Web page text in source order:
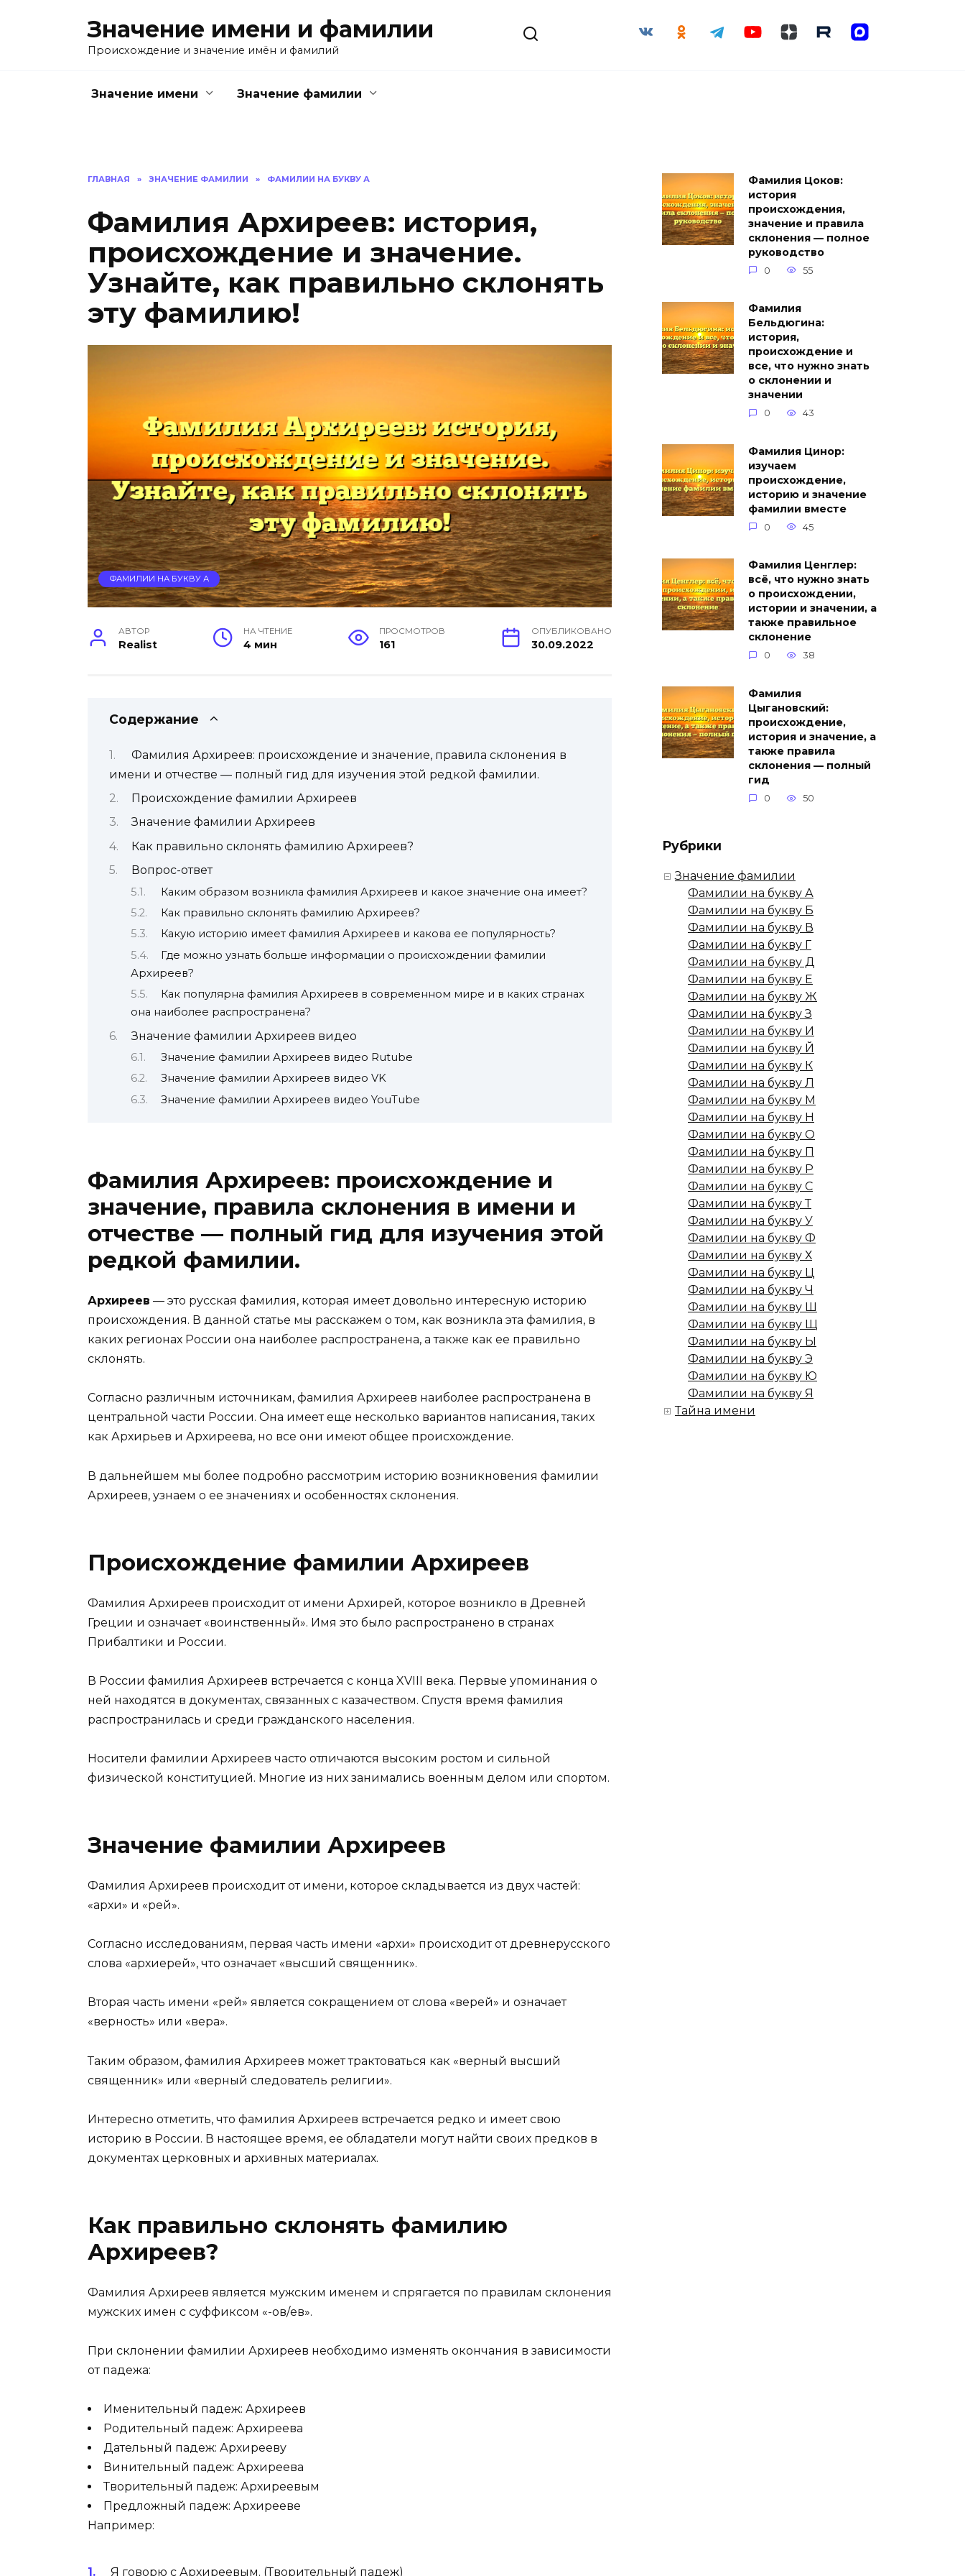
Значение имени и фамилии
Происхождение и значение имён и фамилий
Значение имени Значение фамилии
ГЛАВНАЯ » ЗНАЧЕНИЕ ФАМИЛИИ » ФАМИЛИИ НА БУКВУ А
Фамилия Архиреев: история,
происхождение и значение.
Узнайте, как правильно склонять
эту фамилию!
ФАМИЛИИ НА БУКВУ А
АВТОР
Realist
НА ЧТЕНИЕ
4 мин
ПРОСМОТРОВ
161
ОПУБЛИКОВАНО
30.09.2022
Содержание
Фамилия Архиреев: происхождение и значение, правила склонения в
имени и отчестве — полный гид для изучения этой редкой фамилии.
Происхождение фамилии Архиреев
Значение фамилии Архиреев
Как правильно склонять фамилию Архиреев?
Вопрос-ответ
Каким образом возникла фамилия Архиреев и какое значение она имеет?
Как правильно склонять фамилию Архиреев?
Какую историю имеет фамилия Архиреев и какова ее популярность?
Где можно узнать больше информации о происхождении фамилии
Архиреев?
Как популярна фамилия Архиреев в современном мире и в каких странах
она наиболее распространена?
Значение фамилии Архиреев видео
Значение фамилии Архиреев видео Rutube
Значение фамилии Архиреев видео VK
Значение фамилии Архиреев видео YouTube
Фамилия Архиреев: происхождение и
значение, правила склонения в имени и
отчестве — полный гид для изучения этой
редкой фамилии.
Архиреев — это русская фамилия, которая имеет довольно интересную историю
происхождения. В данной статье мы расскажем о том, как возникла эта фамилия, в
каких регионах России она наиболее распространена, а также как ее правильно
склонять.
Согласно различным источникам, фамилия Архиреев наиболее распространена в
центральной части России. Она имеет еще несколько вариантов написания, таких
как Архирьев и Архиреева, но все они имеют общее происхождение.
В дальнейшем мы более подробно рассмотрим историю возникновения фамилии
Архиреев, узнаем о ее значениях и особенностях склонения.
Происхождение фамилии Архиреев
Фамилия Архиреев происходит от имени Архирей, которое возникло в Древней
Греции и означает «воинственный». Имя это было распространено в странах
Прибалтики и России.
В России фамилия Архиреев встречается с конца XVIII века. Первые упоминания о
ней находятся в документах, связанных с казачеством. Спустя время фамилия
распространилась и среди гражданского населения.
Носители фамилии Архиреев часто отличаются высоким ростом и сильной
физической конституцией. Многие из них занимались военным делом или спортом.
Значение фамилии Архиреев
Фамилия Архиреев происходит от имени, которое складывается из двух частей:
«архи» и «рей».
Согласно исследованиям, первая часть имени «архи» происходит от древнерусского
слова «архиерей», что означает «высший священник».
Вторая часть имени «рей» является сокращением от слова «верей» и означает
«верность» или «вера».
Таким образом, фамилия Архиреев может трактоваться как «верный высший
священник» или «верный следователь религии».
Интересно отметить, что фамилия Архиреев встречается редко и имеет свою
историю в России. В настоящее время, ее обладатели могут найти своих предков в
документах церковных и архивных материалах.
Как правильно склонять фамилию
Архиреев?
Фамилия Архиреев является мужским именем и спрягается по правилам склонения
мужских имен с суффиксом «-ов/ев».
При склонении фамилии Архиреев необходимо изменять окончания в зависимости
от падежа:
Именительный падеж: Архиреев
Родительный падеж: Архиреева
Дательный падеж: Архирееву
Винительный падеж: Архиреева
Творительный падеж: Архиреевым
Предложный падеж: Архирееве
Например:
Я говорю с Архиреевым. (Творительный падеж)
Фамилия Цоков:
история
происхождения,
значение и правила
склонения — полное
руководство
0 55
Фамилия
Бельдюгина:
история,
происхождение и
все, что нужно знать
о склонении и
значении
0 43
Фамилия Цинор:
изучаем
происхождение,
историю и значение
фамилии вместе
0 45
Фамилия Ценглер:
всё, что нужно знать
о происхождении,
истории и значении, а
также правильное
склонение
0 38
Фамилия
Цыгановский:
происхождение,
история и значение, а
также правила
склонения — полный
гид
0 50
Рубрики
Значение фамилии
Фамилии на букву А
Фамилии на букву Б
Фамилии на букву В
Фамилии на букву Г
Фамилии на букву Д
Фамилии на букву Е
Фамилии на букву Ж
Фамилии на букву З
Фамилии на букву И
Фамилии на букву Й
Фамилии на букву К
Фамилии на букву Л
Фамилии на букву М
Фамилии на букву Н
Фамилии на букву О
Фамилии на букву П
Фамилии на букву Р
Фамилии на букву С
Фамилии на букву Т
Фамилии на букву У
Фамилии на букву Ф
Фамилии на букву Х
Фамилии на букву Ц
Фамилии на букву Ч
Фамилии на букву Ш
Фамилии на букву Щ
Фамилии на букву Ы
Фамилии на букву Э
Фамилии на букву Ю
Фамилии на букву Я
Тайна имени